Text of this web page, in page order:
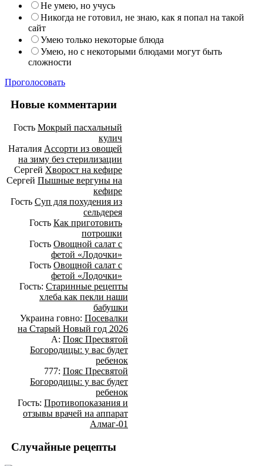
Не умею, но учусь
Никогда не готовил, не знаю, как я попал на такой
сайт
Умею только некоторые блюда
Умею, но с некоторыми блюдами могут быть
сложности
Проголосовать
Новые комментарии
Гость Мокрый пасхальный
кулич
Наталия Ассорти из овощей
на зиму без стерилизации
Сергей Хворост на кефире
Сергей Пышные вергуны на
кефире
Гость Суп для похудения из
сельдерея
Гость Как приготовить
потрошки
Гость Овощной салат с
фетой «Лодочки»
Гость Овощной салат с
фетой «Лодочки»
Гость: Старинные рецепты
хлеба как пекли наши
бабушки
Украина говно: Посевалки
на Старый Новый год 2026
А: Пояс Пресвятой
Богородицы: у вас будет
ребенок
777: Пояс Пресвятой
Богородицы: у вас будет
ребенок
Гость: Противопоказания и
отзывы врачей на аппарат
Алмаг-01
Случайные рецепты